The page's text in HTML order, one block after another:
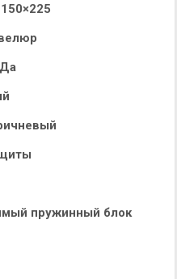
150×225
Да
пружинный блок